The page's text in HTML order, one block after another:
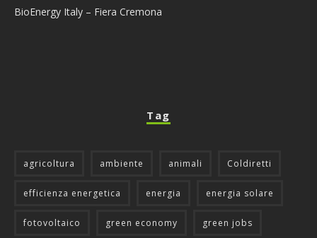
BioEnergy Italy – Fiera Cremona
Tag
agricoltura ambiente animali Coldiretti
efficienza energetica energia energia solare
fotovoltaico green economy green jobs